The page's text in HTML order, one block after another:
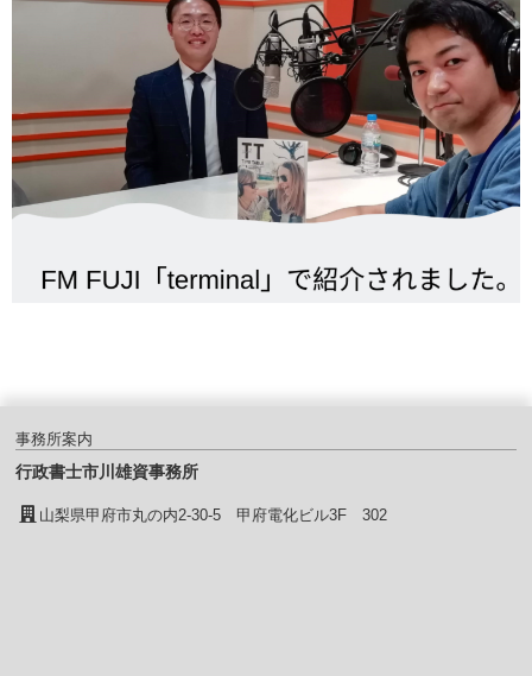
事務所案内
行政書士市川雄資事務所
山梨県甲府市丸の内2-30-5 甲府電化ビル3F 302